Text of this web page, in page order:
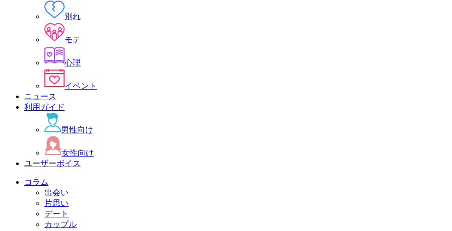
別れ
モテ
心理
イベント
ニュース
利用ガイド
男性向け
女性向け
ユーザーボイス
コラム
出会い
片思い
デート
カップル